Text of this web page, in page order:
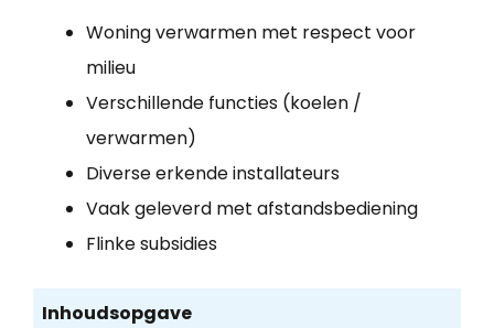
Woning verwarmen met respect voor
milieu
Verschillende functies (koelen /
verwarmen)
Diverse erkende installateurs
Vaak geleverd met afstandsbediening
Flinke subsidies
Inhoudsopgave